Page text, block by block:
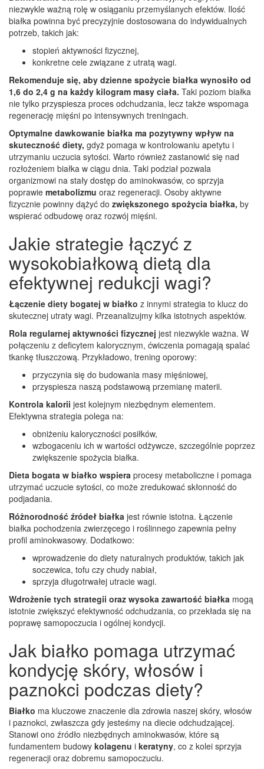
niezwykle ważną rolę w osiąganiu przemyślanych efektów. Ilość
białka powinna być precyzyjnie dostosowana do indywidualnych
potrzeb, takich jak:
stopień aktywności fizycznej,
konkretne cele związane z utratą wagi.
Rekomenduje się, aby dzienne spożycie białka wynosiło od
1,6 do 2,4 g na każdy kilogram masy ciała. Taki poziom białka
nie tylko przyspiesza proces odchudzania, lecz także wspomaga
regenerację mięśni po intensywnych treningach.
Optymalne dawkowanie białka ma pozytywny wpływ na
skuteczność diety, gdyż pomaga w kontrolowaniu apetytu i
utrzymaniu uczucia sytości. Warto również zastanowić się nad
rozłożeniem białka w ciągu dnia. Taki podział pozwala
organizmowi na stały dostęp do aminokwasów, co sprzyja
poprawie metabolizmu oraz regeneracji. Osoby aktywne
fizycznie powinny dążyć do zwiększonego spożycia białka, by
wspierać odbudowę oraz rozwój mięśni.
Jakie strategie łączyć z
wysokobiałkową dietą dla
efektywnej redukcji wagi?
Łączenie diety bogatej w białko z innymi strategia to klucz do
skutecznej utraty wagi. Przeanalizujmy kilka istotnych aspektów.
Rola regularnej aktywności fizycznej jest niezwykle ważna. W
połączeniu z deficytem kalorycznym, ćwiczenia pomagają spalać
tkankę tłuszczową. Przykładowo, trening oporowy:
przyczynia się do budowania masy mięśniowej,
przyspiesza naszą podstawową przemianę materii.
Kontrola kalorii jest kolejnym niezbędnym elementem.
Efektywna strategia polega na:
obniżeniu kaloryczności posiłków,
wzbogaceniu ich w wartości odżywcze, szczególnie poprzez
zwiększenie spożycia białka.
Dieta bogata w białko wspiera procesy metaboliczne i pomaga
utrzymać uczucie sytości, co może zredukować skłonność do
podjadania.
Różnorodność źródeł białka jest równie istotna. Łączenie
białka pochodzenia zwierzęcego i roślinnego zapewnia pełny
profil aminokwasowy. Dodatkowo:
wprowadzenie do diety naturalnych produktów, takich jak
soczewica, tofu czy chudy nabiał,
sprzyja długotrwałej utracie wagi.
Wdrożenie tych strategii oraz wysoka zawartość białka mogą
istotnie zwiększyć efektywność odchudzania, co przekłada się na
poprawę samopoczucia i ogólnej kondycji.
Jak białko pomaga utrzymać
kondycję skóry, włosów i
paznokci podczas diety?
Białko ma kluczowe znaczenie dla zdrowia naszej skóry, włosów
i paznokci, zwłaszcza gdy jesteśmy na diecie odchudzającej.
Stanowi ono źródło niezbędnych aminokwasów, które są
fundamentem budowy kolagenu i keratyny, co z kolei sprzyja
regeneracji oraz dobremu samopoczuciu.